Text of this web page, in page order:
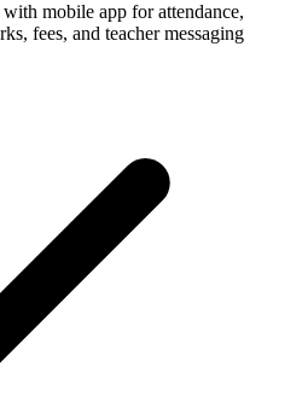
mobile app for attendance,
fees, and teacher messaging